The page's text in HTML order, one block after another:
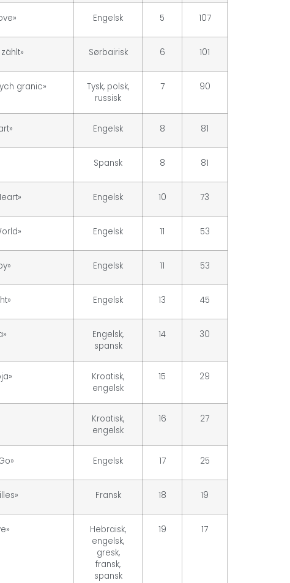
Engelsk 5 107
Sørbairisk 6 101
granic»
Tysk, polsk,
russisk
7 90
Engelsk 8 81
Spansk 8 81
Engelsk 10 73
Engelsk 11 53
Engelsk 11 53
Engelsk 13 45
Engelsk,
spansk
14 30
Kroatisk,
engelsk
15 29
Kroatisk,
engelsk
16 27
Engelsk 17 25
Fransk 18 19
Hebraisk,
engelsk,
gresk,
fransk,
spansk
19 17